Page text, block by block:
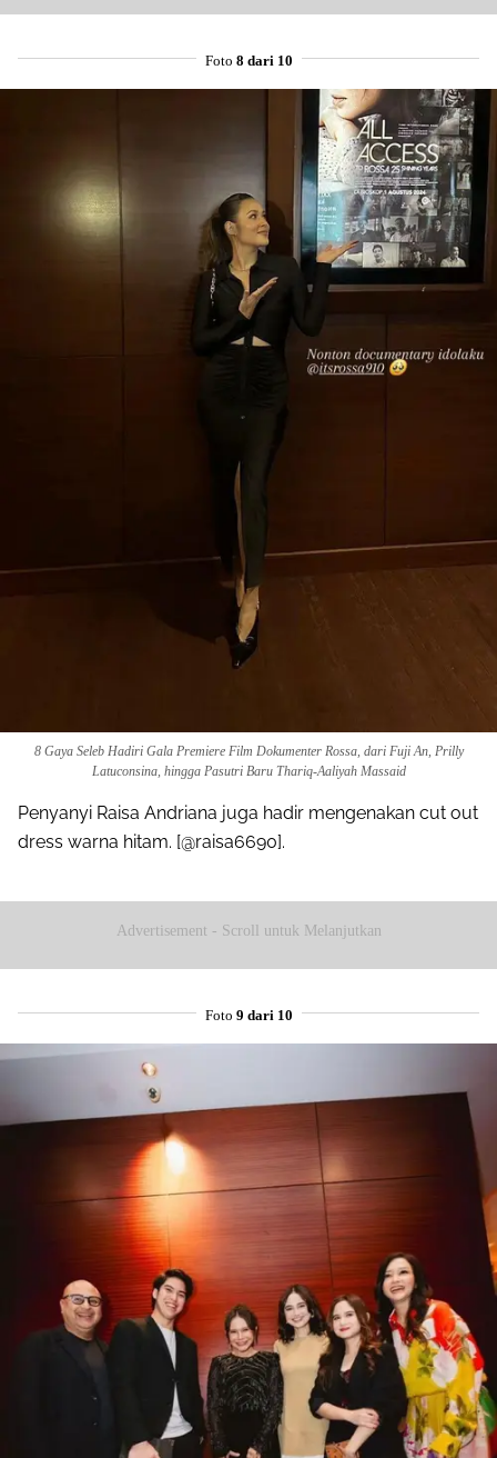
Foto 8 dari 10
8 Gaya Seleb Hadiri Gala Premiere Film Dokumenter Rossa, dari Fuji An, Prilly
Latuconsina, hingga Pasutri Baru Thariq-Aaliyah Massaid
Penyanyi Raisa Andriana juga hadir mengenakan cut out
dress warna hitam. [@raisa6690].
Advertisement - Scroll untuk Melanjutkan
Foto 9 dari 10